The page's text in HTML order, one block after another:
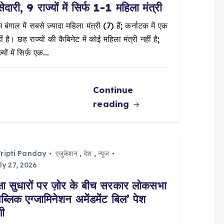
9 राज्यों में सिर्फ 1-1 महिला मंत्री
बंगाल में सबसे ज़्यादा महिला मंत्री (7) हैं; कर्नाटक में एक
है। छह राज्यों की कैबिनेट में कोई महिला मंत्री नहीं है;
में सिर्फ़ एक…
Continue
reading
Panday एजुकेशन,देश ,न्यूज
27, 2026
सुधारों पर ज़ोर के बीच सरकार लोकसभा
एग्जामिनेशन अमेंडमेंट बिल’ पेश